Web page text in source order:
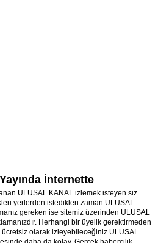
İnternette
ULUSAL KANAL izlemek isteyen siz
yerlerden istedikleri zaman ULUSAL
gereken ise sitemiz üzerinden ULUSAL
Herhangi bir üyelik gerektirmeden
olarak izleyebileceğiniz ULUSAL